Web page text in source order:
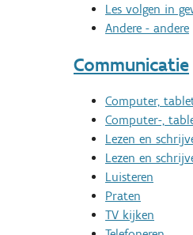
Les volgen in
Andere - andere
Communicatie
Computer,
Computer-,
Lezen en
Lezen en
Luisteren
Praten
TV kijken